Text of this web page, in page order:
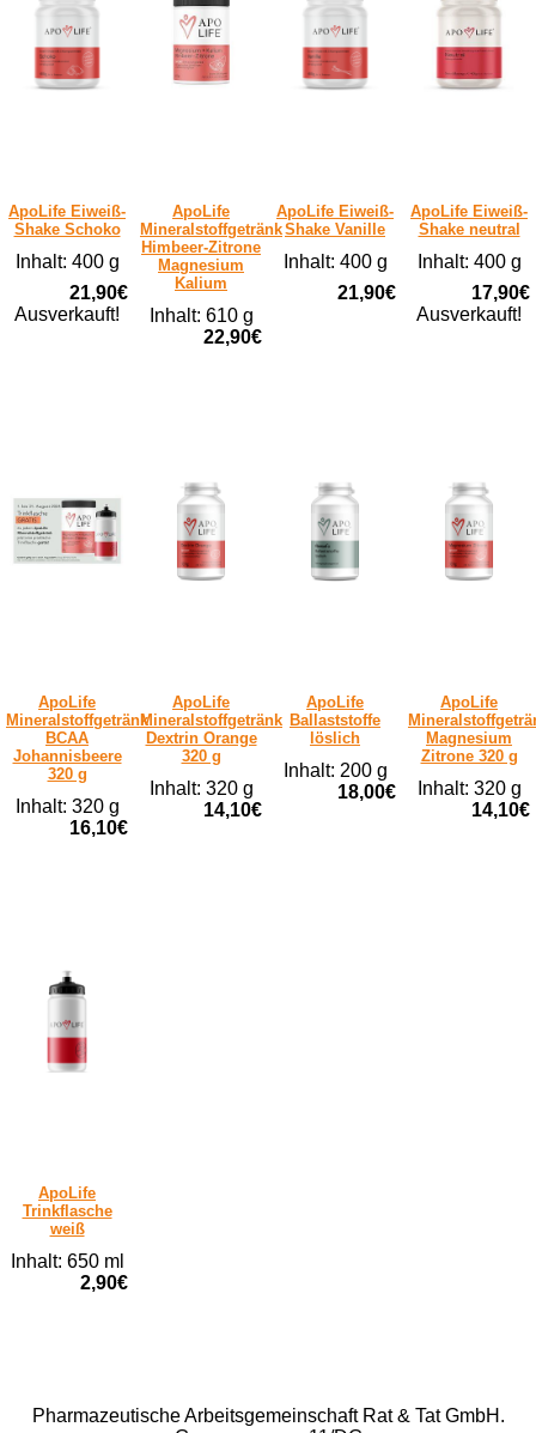
ApoLife Eiweiß-
Shake Schoko
Inhalt: 400 g
21,90€
Ausverkauft!
ApoLife
Mineralstoffgetränk
Himbeer-Zitrone
Magnesium
Kalium
Inhalt: 610 g
22,90€
ApoLife Eiweiß-
Shake Vanille
Inhalt: 400 g
21,90€
ApoLife Eiweiß-
Shake neutral
Inhalt: 400 g
17,90€
Ausverkauft!
ApoLife
Mineralstoffgetränk
BCAA
Johannisbeere
320 g
Inhalt: 320 g
16,10€
ApoLife
Mineralstoffgetränk
Dextrin Orange
320 g
Inhalt: 320 g
14,10€
ApoLife
Ballaststoffe
löslich
Inhalt: 200 g
18,00€
ApoLife
Magnesium
Zitrone 320 g
Inhalt: 320 g
14,10€
ApoLife
Trinkflasche
weiß
Inhalt: 650 ml
2,90€
Pharmazeutische Arbeitsgemeinschaft Rat & Tat GmbH.